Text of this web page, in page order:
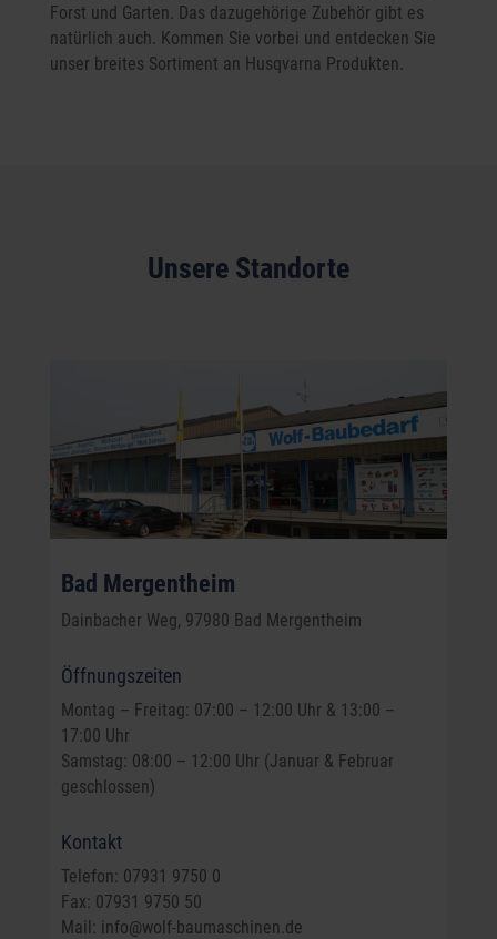
Forst und Garten. Das dazugehörige Zubehör gibt es
natürlich auch. Kommen Sie vorbei und entdecken Sie
unser breites Sortiment an Husqvarna Produkten.
Unsere Standorte
Bad Mergentheim
Dainbacher Weg, 97980 Bad Mergentheim
Öffnungszeiten
Montag – Freitag: 07:00 – 12:00 Uhr & 13:00 –
17:00 Uhr
Samstag: 08:00 – 12:00 Uhr (Januar & Februar
geschlossen)
Kontakt
Telefon: 07931 9750 0
Fax: 07931 9750 50
Mail: info@wolf-baumaschinen.de